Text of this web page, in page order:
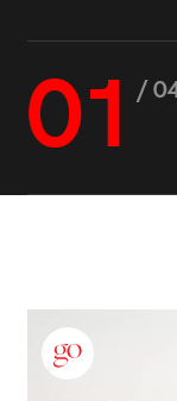
01 /